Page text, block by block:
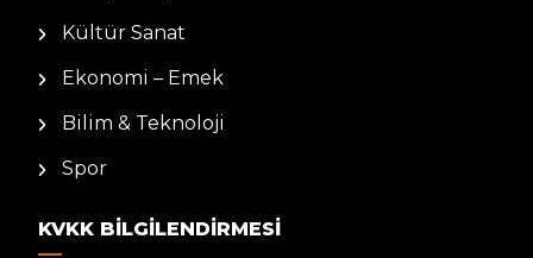
Kültür Sanat
Ekonomi – Emek
Bilim & Teknoloji
Spor
KVKK BILGILENDIRMESI